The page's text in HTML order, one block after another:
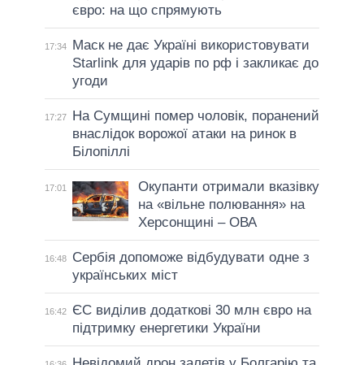
євро: на що спрямують
17:34
Маск не дає Україні використовувати
Starlink для ударів по рф і закликає до
угоди
17:27
На Сумщині помер чоловік, поранений
внаслідок ворожої атаки на ринок в
Білопіллі
17:01
Окупанти отримали вказівку
на «вільне полювання» на
Херсонщині – ОВА
16:48
Сербія допоможе відбудувати одне з
українських міст
16:42
ЄС виділив додаткові 30 млн євро на
підтримку енергетики України